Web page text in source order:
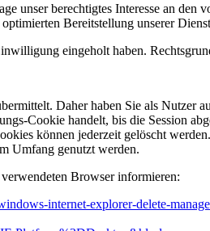
unser berechtigtes Interesse an
Bereitstellung unserer
eingeholt haben.
Daher haben Sie als
Cookie handelt, bis die Session
können jederzeit gelöscht
Umfang genutzt werden.
Browser informieren:
internet-explorer-delete-